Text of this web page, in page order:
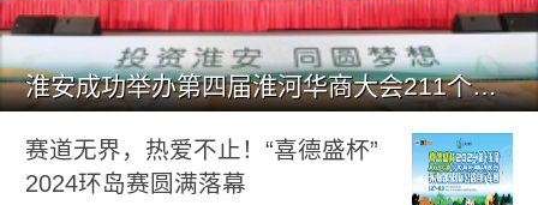
淮安成功举办第四届淮河华商大会211个签约项目 总投资1486.
赛道无界，热爱不止！“喜德盛杯”
2024环岛赛圆满落幕